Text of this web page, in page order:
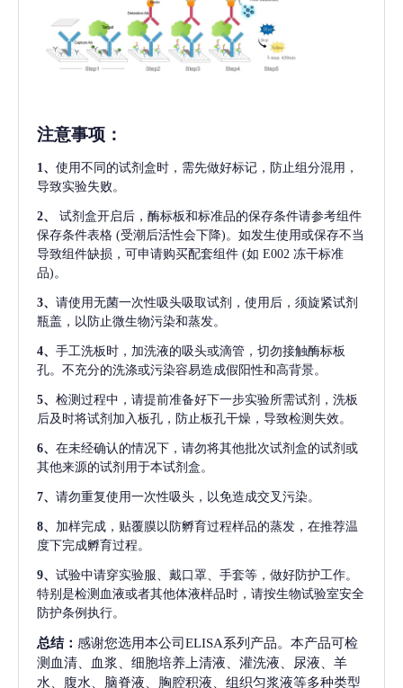
注意事项 ：
1、 使用不同的试剂盒时，需先做好标记，防止组分混用，
导致实验失败。
2、
试剂盒开启后，酶标板和标准品的保存条件请参考组件
保存条件表格 (受潮后活性会下降)。如发生使用或保存不当
导致组件缺损，可申请购买配套组件 (如 E002 冻干标准
品)。
3、 请使用无菌一次性吸头吸取试剂，使用后，须旋紧试剂
瓶盖，以防止微生物污染和蒸发。
4、 手工洗板时，加洗液的吸头或滴管，切勿接触酶标板
孔。不充分的洗涤或污染容易造成假阳性和高背景。
5、 检测过程中，请提前准备好下一步实验所需试剂，洗板
后及时将试剂加入板孔，防止板孔干燥，导致检测失效。
6、 在未经确认的情况下，请勿将其他批次试剂盒的试剂或
其他来源的试剂用于本试剂盒。
7、 请勿重复使用一次性吸头，以免造成交叉污染。
8、 加样完成，贴覆膜以防孵育过程样品的蒸发，在推荐温
度下完成孵育过程。
9、 试验中请穿实验服、戴口罩、手套等，做好防护工作。
特别是检测血液或者其他体液样品时，请按生物试验室安全
防护条例执行。
总结： 感谢您选用本公司ELISA系列产品。本产品可检
测血清、血浆、细胞培养上清液、灌洗液、尿液、羊
水、腹水、脑脊液、胸腔积液、组织匀浆液等多种类型